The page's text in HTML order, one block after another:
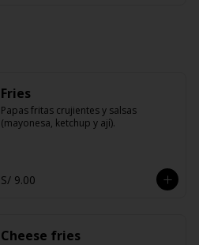
Fries
Papas fritas crujientes y salsas
(mayonesa, ketchup y ají).
S/ 9.00
Cheese fries